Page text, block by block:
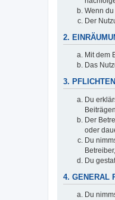
Wenn
Der
2.
Mit dem
Das
3.
Du
Der
oder
Du
Du
4. GENERAL
Du